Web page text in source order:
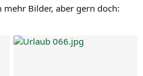
mehr Bilder, aber gern doch: